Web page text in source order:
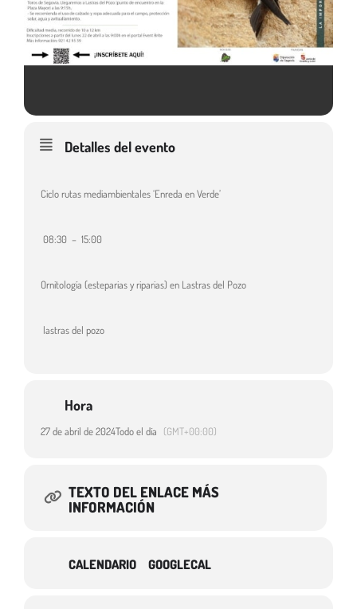
Detalles del evento
Ciclo rutas mediambientales ‘Enreda en Verde’
08:30 – 15:00
Ornitología (esteparias y riparias) en Lastras del Pozo
lastras del pozo
Hora
27 de abril de 2024Todo el día (GMT+00:00)
TEXTO DEL ENLACE MÁS
INFORMACIÓN
CALENDARIO GOOGLECAL